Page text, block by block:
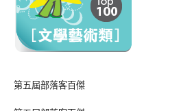
第五屆部落客百傑